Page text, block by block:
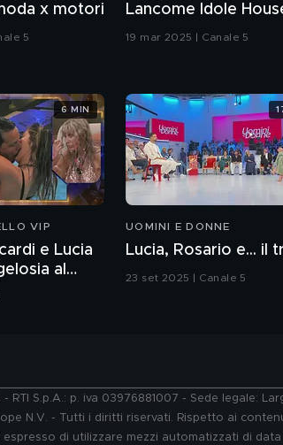
x motori
5
Lancome Idole
19 mar 2025 | Canale 5
VIP
e Lucia
al
6 MIN
UOMINI E DONNE
Lucia, Rosario e... il
23 set 2025 | Canale 5
RTI S.p.A.: p. iva 03976881007 - Sede legale:
N.V. - Tutti i diritti riservati. Rispetto ai
di utilizzare mezzi automatizzati di data